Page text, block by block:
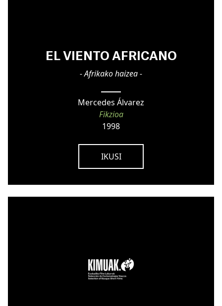
EL VIENTO AFRICANO
- Afrikako haizea -
Mercedes Álvarez
Fikzioa
1998
IKUSI